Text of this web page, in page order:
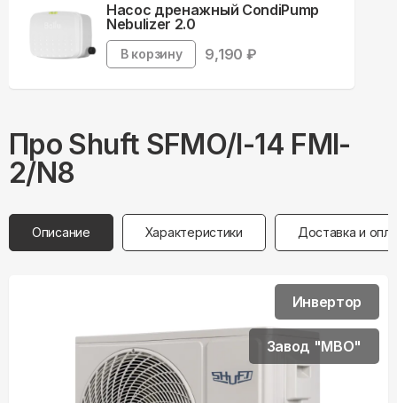
Насос дренажный CondiPump
Nebulizer 2.0
В корзину 9,190 ₽
Про Shuft SFMO/I-14 FMI-
2/N8
Описание Характеристики Доставка и
Инвертор
Завод "MBO"